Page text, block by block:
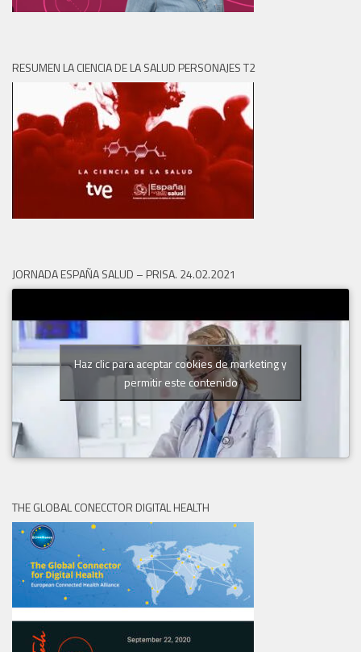
RESUMEN LA CIENCIA DE LA SALUD PERSONAJES T2
JORNADA ESPAÑA SALUD – PRISA. 24.02.2021
Haz clic para aceptar cookies de marketing y
permitir este contenido
THE GLOBAL CONECCTOR DIGITAL HEALTH